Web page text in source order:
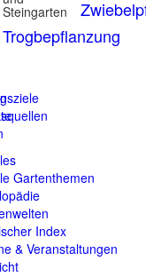
Steingarten
Trogbepflanzung
Gartenthemen
Index
& Veranstaltungen